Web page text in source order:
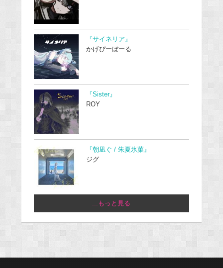
『サイネリア』
かげぴーぼーる
『Sister』
ROY
『朝凪ぐ / 朱夏氷菓』
ジグ
...もっと見る